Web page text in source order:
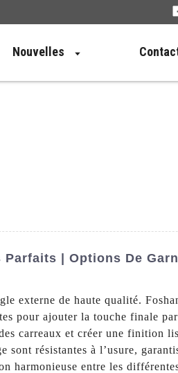
Nouvelles
| Options De
externe de haute qualité.
pour ajouter la touche finale
carreaux et créer une finition
résistantes à l’usure,
harmonieuse entre les